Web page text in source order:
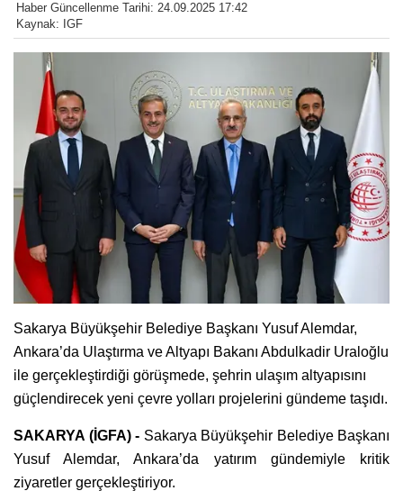
Haber Güncellenme Tarihi: 24.09.2025 17:42
Kaynak: IGF
Sakarya Büyükşehir Belediye Başkanı Yusuf Alemdar,
Ankara’da Ulaştırma ve Altyapı Bakanı Abdulkadir Uraloğlu
ile gerçekleştirdiği görüşmede, şehrin ulaşım altyapısını
güçlendirecek yeni çevre yolları projelerini gündeme taşıdı.
SAKARYA (İGFA) - Sakarya Büyükşehir Belediye Başkanı
Yusuf Alemdar, Ankara’da yatırım gündemiyle kritik
ziyaretler gerçekleştiriyor.